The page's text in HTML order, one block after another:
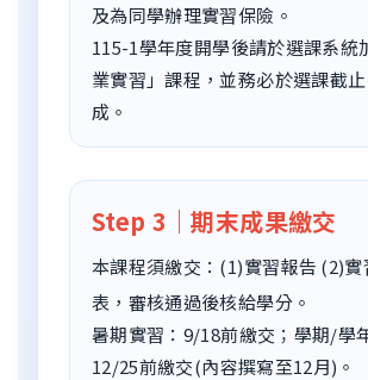
及為同學辦理實習保險。
115-1學年度開學後請於選課系統
業實習」課程，並務必於選課截
成。
Step 3｜期末成果繳交
本課程須繳交：(1)實習報告 (2)實
表，審核通過後核給學分。
暑期實習：9/18前繳交；學期/學
12/25前繳交(內容撰寫至12月)。